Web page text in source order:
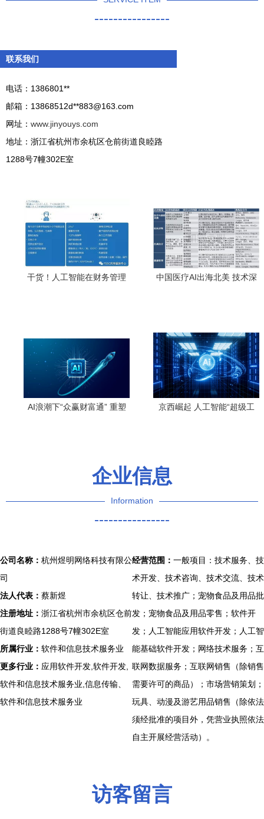
----------------
联系我们
电话：1386801**
邮箱：13868512d**883@163.com
网址： www.jinyouys.com
地址：浙江省杭州市余杭区仓前街道良睦路
1288号7幢302E室
干货！人工智能在财务管理
中国医疗AI出海北美 技术深
AI浪潮下“众赢财富通” 重塑
京西崛起 人工智能“超级工
企业信息
Information
----------------
公司名称： 杭州煜明网络科技有限公
司
法人代表： 蔡新煜
注册地址： 浙江省杭州市余杭区仓前
街道良睦路1288号7幢302E室
所属行业： 软件和信息技术服务业
更多行业： 应用软件开发,软件开发,
软件和信息技术服务业,信息传输、
软件和信息技术服务业
经营范围： 一般项目：技术服务、技
术开发、技术咨询、技术交流、技术
转让、技术推广；宠物食品及用品批
发；宠物食品及用品零售；软件开
发；人工智能应用软件开发；人工智
能基础软件开发；网络技术服务；互
联网数据服务；互联网销售（除销售
需要许可的商品）；市场营销策划；
玩具、动漫及游艺用品销售（除依法
须经批准的项目外，凭营业执照依法
自主开展经营活动）。
访客留言